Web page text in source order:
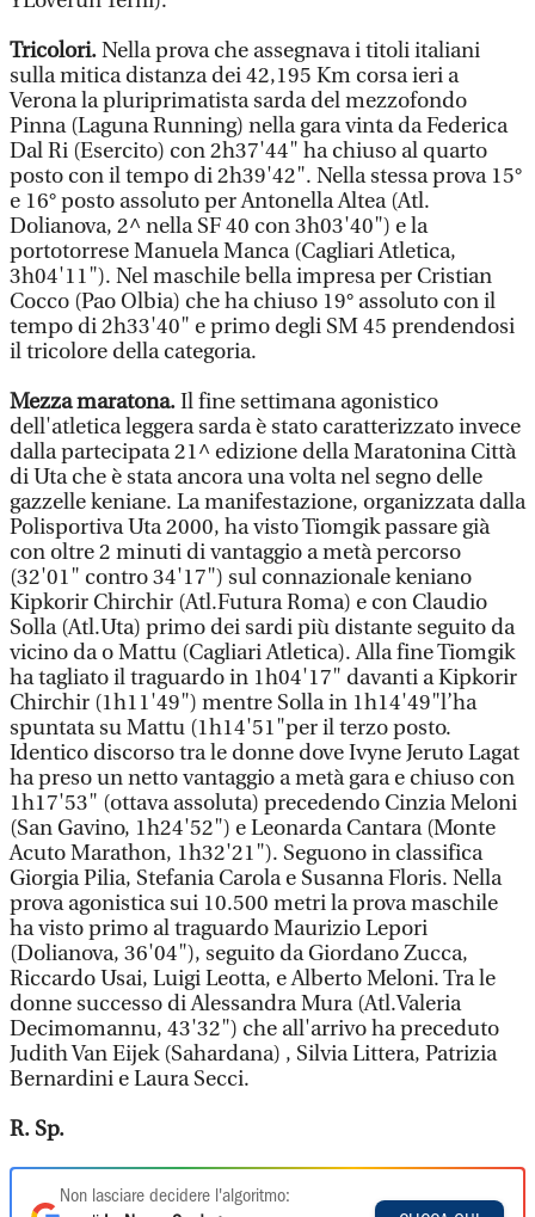
Tricolori.Nella prova che assegnava i titoli italiani
sulla mitica distanza dei 42,195 Km corsa ieri a
Verona la pluriprimatista sarda del mezzofondo
Pinna (Laguna Running) nella gara vinta da Federica
Dal Ri (Esercito) con 2h37'44" ha chiuso al quarto
posto con il tempo di 2h39'42". Nella stessa prova 15°
e 16° posto assoluto per Antonella Altea (Atl.
Dolianova, 2^ nella SF 40 con 3h03'40") e la
portotorrese Manuela Manca (Cagliari Atletica,
3h04'11"). Nel maschile bella impresa per Cristian
Cocco (Pao Olbia) che ha chiuso 19° assoluto con il
tempo di 2h33'40" e primo degli SM 45 prendendosi
il tricolore della categoria.
Mezza maratona.Il fine settimana agonistico
dell'atletica leggera sarda è stato caratterizzato invece
dalla partecipata 21^ edizione della Maratonina Città
di Uta che è stata ancora una volta nel segno delle
gazzelle keniane. La manifestazione, organizzata dalla
Polisportiva Uta 2000, ha visto Tiomgik passare già
con oltre 2 minuti di vantaggio a metà percorso
(32'01" contro 34'17") sul connazionale keniano
Kipkorir Chirchir (Atl.Futura Roma) e con Claudio
Solla (Atl.Uta) primo dei sardi più distante seguito da
vicino da o Mattu (Cagliari Atletica). Alla fine Tiomgik
ha tagliato il traguardo in 1h04'17" davanti a Kipkorir
Chirchir (1h11'49") mentre Solla in 1h14'49"l’ha
spuntata su Mattu (1h14'51"per il terzo posto.
Identico discorso tra le donne dove Ivyne Jeruto Lagat
ha preso un netto vantaggio a metà gara e chiuso con
1h17'53" (ottava assoluta) precedendo Cinzia Meloni
(San Gavino, 1h24'52") e Leonarda Cantara (Monte
Acuto Marathon, 1h32'21"). Seguono in classifica
Giorgia Pilia, Stefania Carola e Susanna Floris. Nella
prova agonistica sui 10.500 metri la prova maschile
ha visto primo al traguardo Maurizio Lepori
(Dolianova, 36'04"), seguito da Giordano Zucca,
Riccardo Usai, Luigi Leotta, e Alberto Meloni. Tra le
donne successo di Alessandra Mura (Atl.Valeria
Decimomannu, 43'32") che all'arrivo ha preceduto
Judith Van Eijek (Sahardana) , Silvia Littera, Patrizia
Bernardini e Laura Secci.
R. Sp.
Non lasciare decidere l'algoritmo: